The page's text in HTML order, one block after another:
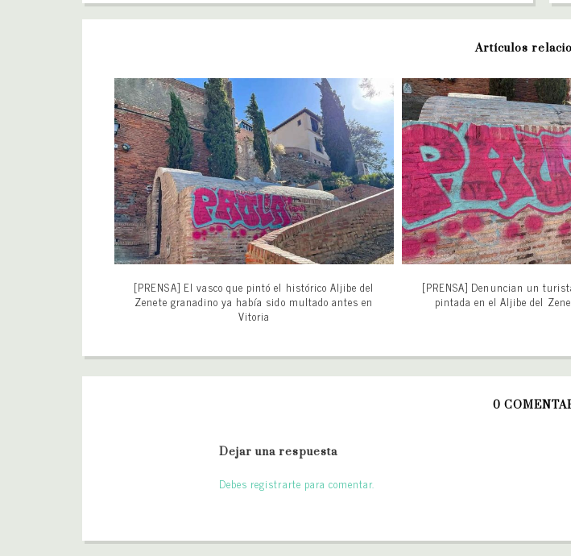
Artículos
[PRENSA] El vasco que pintó el histórico Aljibe del
Zenete granadino ya había sido multado antes en
Vitoria
[PRENSA] Denuncian un
pintada en el Aljibe del
0
Dejar una respuesta
Debes registrarte para comentar.